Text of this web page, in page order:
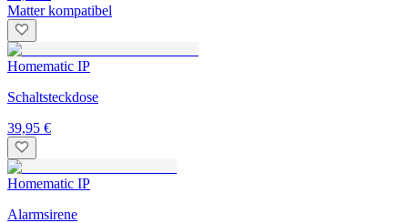
Matter kompatibel
Homematic IP
Schaltsteckdose
39,95 €
Homematic IP
Alarmsirene